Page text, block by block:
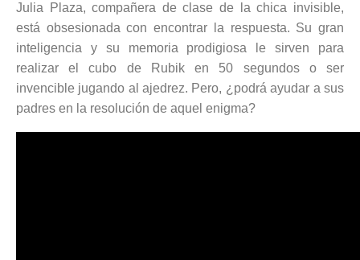
Julia Plaza, compañera de clase de la chica invisible,
está obsesionada con encontrar la respuesta. Su gran
inteligencia y su memoria prodigiosa le sirven para
realizar el cubo de Rubik en 50 segundos o ser
invencible jugando al ajedrez. Pero, ¿podrá ayudar a sus
padres en la resolución de aquel enigma?